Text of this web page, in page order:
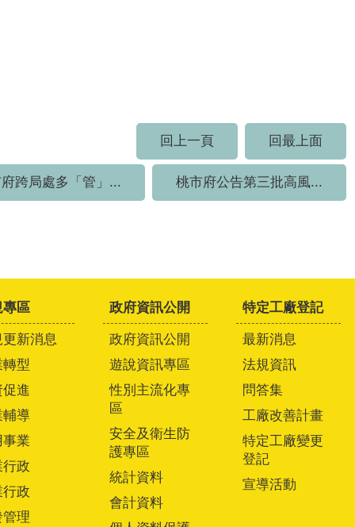
回上一頁
回最上面
跨局處多「管」... 桃市府公告第三批高風...
專區
更新消息
型
進
輔導
業
政
政
管理
政府資訊公開
政府資訊公開
遊說資訊專區
性別主流化專
區
安全及衛生防
護專區
統計資料
會計資料
特定工廠登記
最新消息
法規資訊
問答集
工廠改善計畫
特定工廠變更
登記
宣導活動